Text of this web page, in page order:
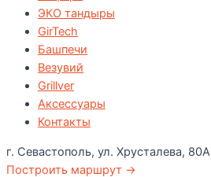
ЭКО тандыры
GirTech
Башпечи
Везувий
Grillver
Аксессуары
Контакты
г. Севастополь, ул. Хрусталева, 80А
Построить маршрут →